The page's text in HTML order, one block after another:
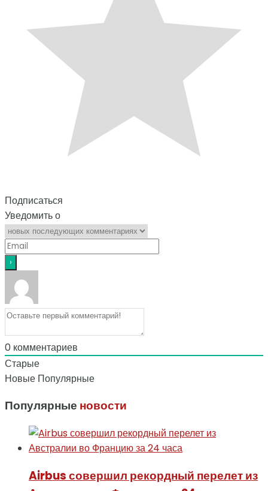
Подписаться
Уведомить о
0 комментариев
Старые
Новые Популярные
Популярные новости
Airbus совершил рекордный перелет из